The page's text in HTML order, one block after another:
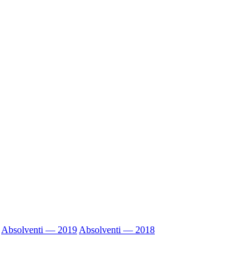
Absolventi — 2019 Absolventi — 2018